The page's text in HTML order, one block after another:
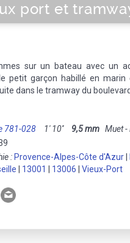
port et
sur un bateau avec un
petit garçon habillé en marin
dans le tramway du
781-028 1' 10'' 9,5 mm Muet -
: Provence-Alpes-Côte d'Azur
13001 13006 Vieux-Port